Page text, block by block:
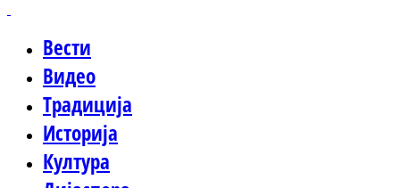
Вести
Видео
Традиција
Историја
Култура